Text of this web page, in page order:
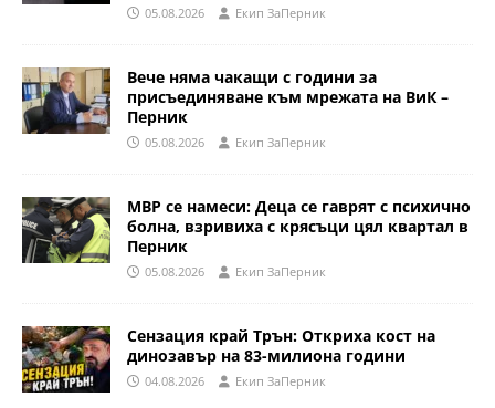
05.08.2026 Eкип ЗаПерник
Вече няма чакащи с години за
присъединяване към мрежата на ВиК –
Перник
05.08.2026 Eкип ЗаПерник
МВР се намеси: Деца се гаврят с психично
болна, взривиха с крясъци цял квартал в
Перник
05.08.2026 Eкип ЗаПерник
Сензация край Трън: Откриха кост на
динозавър на 83-милиона години
04.08.2026 Eкип ЗаПерник